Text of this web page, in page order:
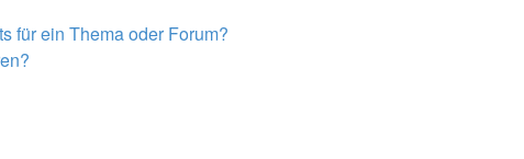
für ein Thema oder Forum?